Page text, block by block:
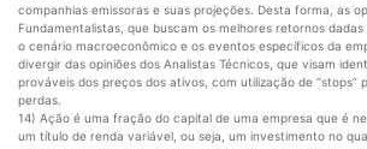
companhias emissoras e suas projeções. Desta forma, as
Fundamentalistas, que buscam os melhores retornos
o cenário macroeconômico e os eventos específicos da
divergir das opiniões dos Analistas Técnicos, que visam
prováveis dos preços dos ativos, com utilização de “stops”
perdas.
14) Ação é uma fração do capital de uma empresa que é
um título de renda variável, ou seja, um investimento no